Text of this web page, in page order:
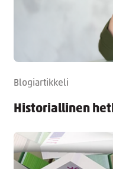
Blogiartikkeli
Historiallinen